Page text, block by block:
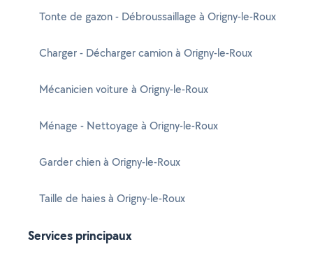
Tonte de gazon - Débroussaillage à Origny-le-Roux
Charger - Décharger camion à Origny-le-Roux
Mécanicien voiture à Origny-le-Roux
Ménage - Nettoyage à Origny-le-Roux
Garder chien à Origny-le-Roux
Taille de haies à Origny-le-Roux
Services principaux